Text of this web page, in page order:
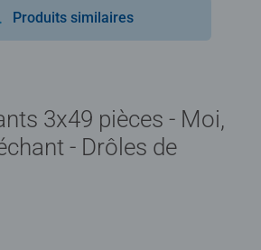
Produits similaires
3x49 pièces - Moi,
- Drôles de